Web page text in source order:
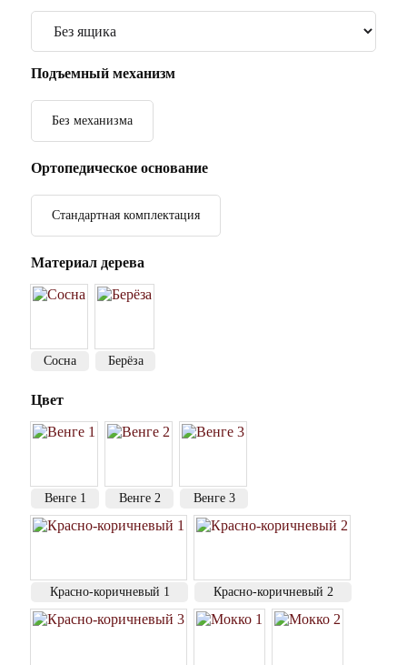
Подъемный механизм
Без механизма
Ортопедическое основание
Стандартная комплектация
Материал дерева
Сосна Берёза
Цвет
Венге 1 Венге 2 Венге 3
Красно-коричневый 1 Красно-коричневый 2